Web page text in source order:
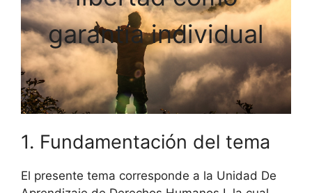
garantía individual
1. Fundamentación del tema
El presente tema corresponde a la Unidad De